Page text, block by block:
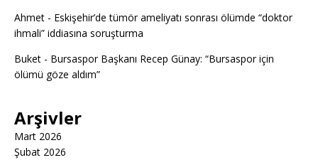
Ahmet - Eskişehir’de tümör ameliyatı sonrası ölümde “doktor
ihmali” iddiasına soruşturma
Buket - Bursaspor Başkanı Recep Günay: “Bursaspor için
ölümü göze aldım”
Arşivler
Mart 2026
Şubat 2026